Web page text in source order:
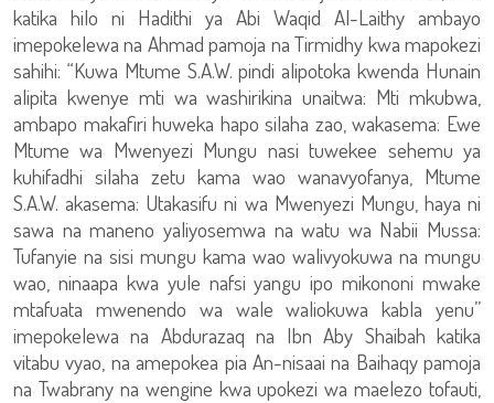
katika hilo ni Hadithi ya Abi Waqid Al-Laithy ambayo
imepokelewa na Ahmad pamoja na Tirmidhy kwa mapokezi
sahihi: “Kuwa Mtume S.A.W. pindi alipotoka kwenda Hunain
alipita kwenye mti wa washirikina unaitwa: Mti mkubwa,
ambapo makafiri huweka hapo silaha zao, wakasema: Ewe
Mtume wa Mwenyezi Mungu nasi tuwekee sehemu ya
kuhifadhi silaha zetu kama wao wanavyofanya, Mtume
S.A.W. akasema: Utakasifu ni wa Mwenyezi Mungu, haya ni
sawa na maneno yaliyosemwa na watu wa Nabii Mussa:
Tufanyie na sisi mungu kama wao walivyokuwa na mungu
wao, ninaapa kwa yule nafsi yangu ipo mikononi mwake
mtafuata mwenendo wa wale waliokuwa kabla yenu”
imepokelewa na Abdurazaq na Ibn Aby Shaibah katika
vitabu vyao, na amepokea pia An-nisaai na Baihaqy pamoja
na Twabrany na wengine kwa upokezi wa maelezo tofauti,